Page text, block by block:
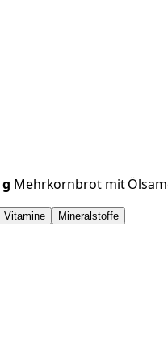
g Mehrkornbrot mit
Vitamine Mineralstoffe